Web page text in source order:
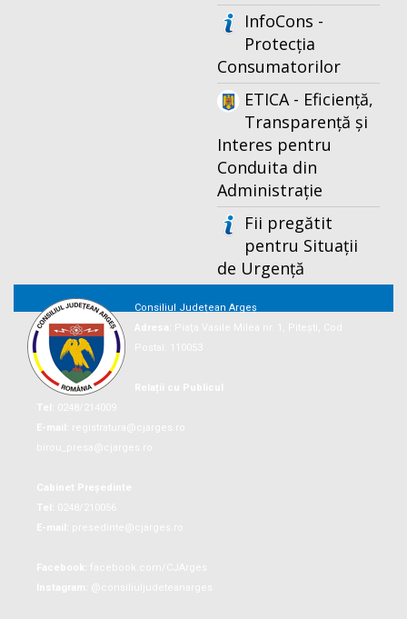
InfoCons -
Protecția
Consumatorilor
ETICA - Eficiență,
Transparență și
Interes pentru
Conduita din
Administrație
Fii pregătit
pentru Situații
de Urgență
Consiliul Județean Argeș